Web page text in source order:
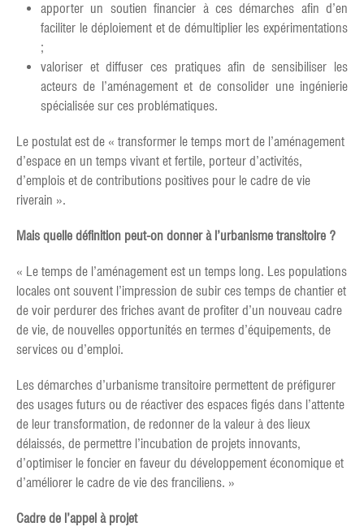
apporter un soutien financier à ces démarches afin d’en
faciliter le déploiement et de démultiplier les expérimentations
;
valoriser et diffuser ces pratiques afin de sensibiliser les
acteurs de l’aménagement et de consolider une ingénierie
spécialisée sur ces problématiques.
Le postulat est de « transformer le temps mort de l’aménagement
d’espace en un temps vivant et fertile, porteur d’activités,
d’emplois et de contributions positives pour le cadre de vie
riverain ».
Mais quelle définition peut-on donner à l’urbanisme transitoire ?
« Le temps de l’aménagement est un temps long. Les populations
locales ont souvent l’impression de subir ces temps de chantier et
de voir perdurer des friches avant de profiter d’un nouveau cadre
de vie, de nouvelles opportunités en termes d’équipements, de
services ou d’emploi.
Les démarches d’urbanisme transitoire permettent de préfigurer
des usages futurs ou de réactiver des espaces figés dans l’attente
de leur transformation, de redonner de la valeur à des lieux
délaissés, de permettre l’incubation de projets innovants,
d’optimiser le foncier en faveur du développement économique et
d’améliorer le cadre de vie des franciliens. »
Cadre de l’appel à projet